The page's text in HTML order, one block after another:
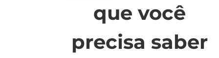
que você
precisa saber